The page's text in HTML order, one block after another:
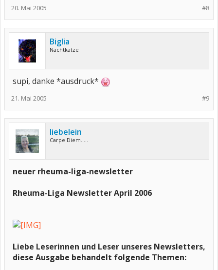
#8
20. Mai 2005
Biglia
Nachtkatze
supi, danke *ausdruck*
#9
21. Mai 2005
liebelein
Carpe Diem.....
neuer rheuma-liga-newsletter
Rheuma-Liga Newsletter April 2006
Liebe Leserinnen und Leser unseres Newsletters,
diese Ausgabe behandelt folgende Themen: